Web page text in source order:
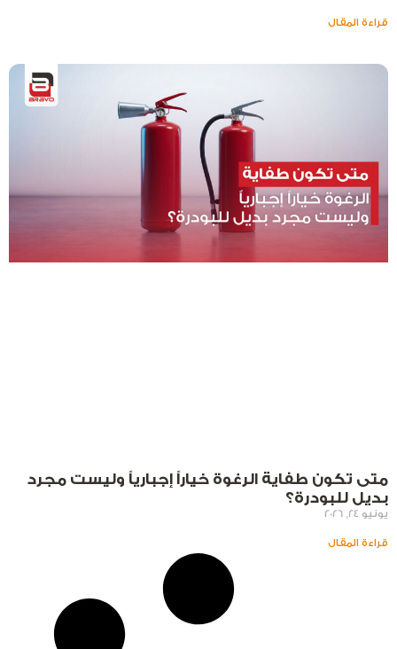
قراءة المقال
متى تكون طفاية الرغوة خياراً إجبارياً وليست مجرد
بديل للبودرة؟
يونيو 24, 2026
قراءة المقال